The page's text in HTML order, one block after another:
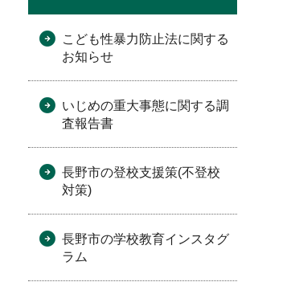
こども性暴力防止法に関する
お知らせ
いじめの重大事態に関する調
査報告書
長野市の登校支援策(不登校
対策)
長野市の学校教育インスタグ
ラム